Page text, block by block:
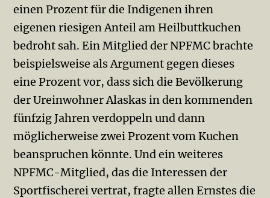
einen Prozent für die Indigenen ihren
eigenen riesigen Anteil am Heilbuttkuchen
bedroht sah. Ein Mitglied der NPFMC brachte
beispielsweise als Argument gegen dieses
eine Prozent vor, dass sich die Bevölkerung
der Ureinwohner Alaskas in den kommenden
fünfzig Jahren verdoppeln und dann
möglicherweise zwei Prozent vom Kuchen
beanspruchen könnte. Und ein weiteres
NPFMC-Mitglied, das die Interessen der
Sportfischerei vertrat, fragte allen Ernstes die